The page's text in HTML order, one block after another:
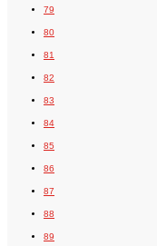
79
80
81
82
83
84
85
86
87
88
89